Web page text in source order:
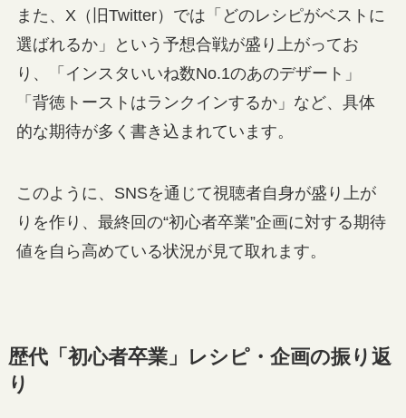
また、X（旧Twitter）では「どのレシピがベストに
選ばれるか」という予想合戦が盛り上がってお
り、「インスタいいね数No.1のあのデザート」
「背徳トーストはランクインするか」など、具体
的な期待が多く書き込まれています。
このように、SNSを通じて視聴者自身が盛り上が
りを作り、最終回の“初心者卒業”企画に対する期待
値を自ら高めている状況が見て取れます。
歴代「初心者卒業」レシピ・企画の振り返
り